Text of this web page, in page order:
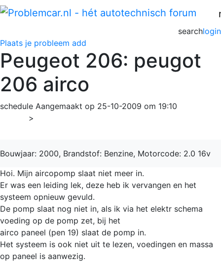
login
search
Plaats je probleem add
Peugeot 206: peugot
206 airco
schedule Aangemaakt op 25-10-2009 om 19:10
>
Bouwjaar: 2000, Brandstof: Benzine, Motorcode: 2.0 16v
Hoi. Mijn aircopomp slaat niet meer in.
Er was een leiding lek, deze heb ik vervangen en het
systeem opnieuw gevuld.
De pomp slaat nog niet in, als ik via het elektr schema
voeding op de pomp zet, bij het
airco paneel (pen 19) slaat de pomp in.
Het systeem is ook niet uit te lezen, voedingen en massa
op paneel is aanwezig.